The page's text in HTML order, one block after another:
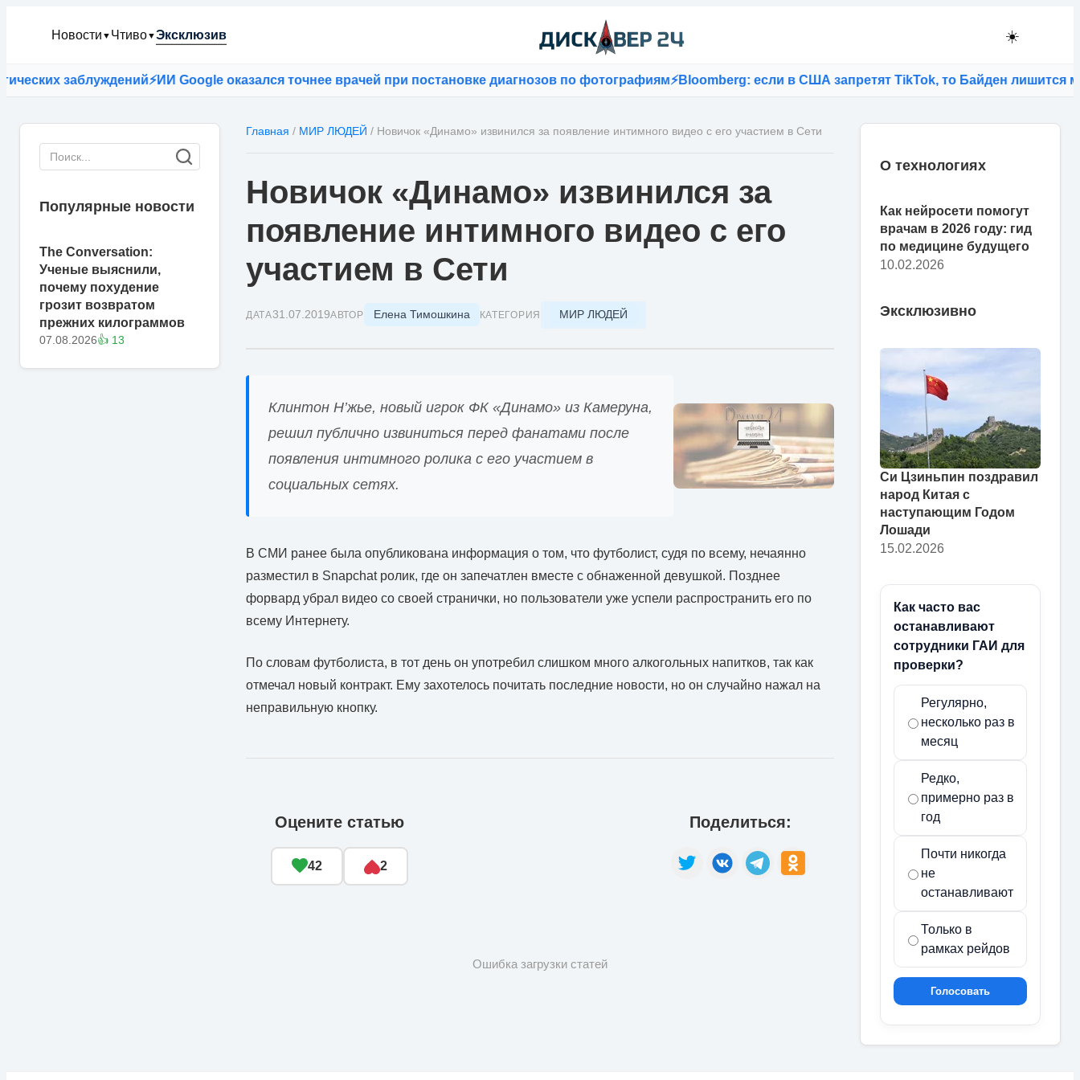
Новости ▼ Чтиво▼Эксклюзив ☀️
заблуждений⚡ИИ Google оказался точнее врачей при постановке диагнозов по фотографиям⚡Bloomberg: если в США запретят TikTok, то Байден лишится
Популярные новости
The Conversation:
Ученые выяснили,
почему похудение
грозит возвратом
прежних килограммов
07.08.2026👍 13
Главная / МИР ЛЮДЕЙ / Новичок «Динамо» извинился за появление интимного видео с его участием в Сети
Новичок «Динамо» извинился за
появление интимного видео с его
участием в Сети
ДАТА31.07.2019АВТОР Елена Тимошкина КАТЕГОРИЯ МИР ЛЮДЕЙ
Клинтон Н’жье, новый игрок ФК «Динамо» из Камеруна,
решил публично извиниться перед фанатами после
появления интимного ролика с его участием в
социальных сетях.
В СМИ ранее была опубликована информация о том, что футболист, судя по всему, нечаянно
разместил в Snapchat ролик, где он запечатлен вместе с обнаженной девушкой. Позднее
форвард убрал видео со своей странички, но пользователи уже успели распространить его по
всему Интернету.
По словам футболиста, в тот день он употребил слишком много алкогольных напитков, так как
отмечал новый контракт. Ему захотелось почитать последние новости, но он случайно нажал на
неправильную кнопку.
Оцените статью
42 2
Поделиться:
Ошибка загрузки статей
О технологиях
Как нейросети помогут
врачам в 2026 году: гид
по медицине будущего
10.02.2026
Эксклюзивно
Си Цзиньпин поздравил
народ Китая с
наступающим Годом
Лошади
15.02.2026
Как часто вас
останавливают
сотрудники ГАИ для
проверки?
Регулярно,
несколько раз в
месяц
Редко,
примерно раз в
год
Почти никогда
не
останавливают
Только в
рамках рейдов
Голосовать